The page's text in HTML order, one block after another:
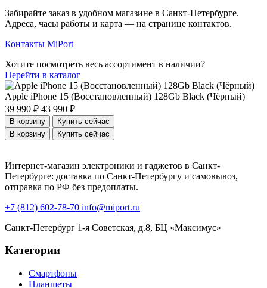
Забирайте заказ в удобном магазине в Санкт-Петербурге.
Адреса, часы работы и карта — на странице контактов.
Контакты MiPort
Хотите посмотреть весь ассортимент в наличии?
Перейти в каталог
Apple iPhone 15 (Восстановленный) 128Gb Black (Чёрный)
39 990 ₽ 43 990 ₽
В корзину
Купить сейчас
В корзину
Купить сейчас
Интернет-магазин электроники и гаджетов в Санкт-
Петербурге: доставка по Санкт-Петербургу и самовывоз,
отправка по РФ без предоплаты.
+7 (812) 602-78-70 info@miport.ru
Санкт-Петербург 1-я Советская, д.8, БЦ «Максимус»
Категории
Смартфоны
Планшеты